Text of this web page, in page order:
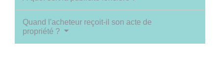
Quand l'acheteur reçoit-il son acte de
propriété ?